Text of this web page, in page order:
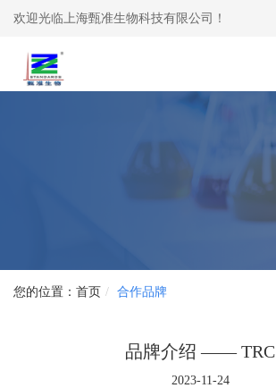
欢迎光临上海甄准生物科技有限公司！
首页 合作品牌
品牌介绍 —— TRC
2023-11-24